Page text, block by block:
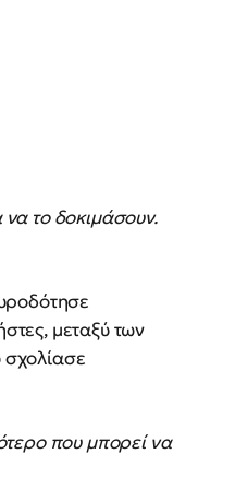
να το δοκιμάσουν.
μεταξύ των
που μπορεί να